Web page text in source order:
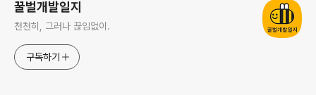
꿀벌개발일지
천천히, 그러나 끊임없이.
구독하기